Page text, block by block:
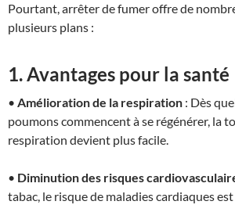
Pourtant, arrêter de fumer offre de
plusieurs plans :
1. Avantages pour la santé
• Amélioration de la respiration : Dès
poumons commencent à se régénérer, la
respiration devient plus facile.
• Diminution des risques
tabac, le risque de maladies cardiaques